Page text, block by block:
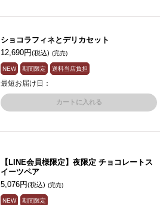
ショコラフィネとデリカセット
12,690円(税込) (完売)
NEW 期間限定 送料当店負担
最短お届け日：
カートに入れる
【LINE会員様限定】夜限定 チョコレートス
イーツペア
5,076円(税込) (完売)
NEW 期間限定